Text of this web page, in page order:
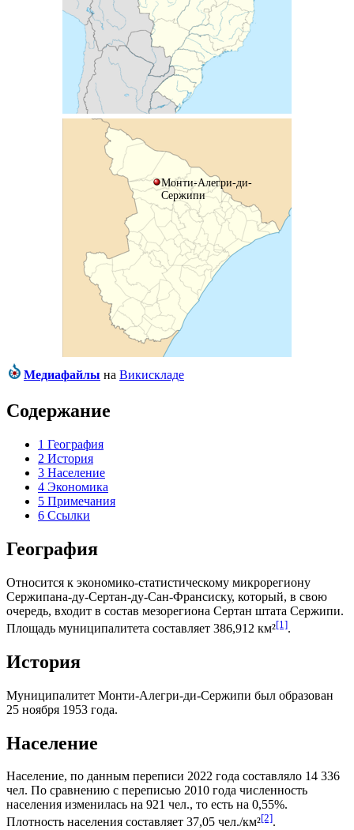
Монти-Алегри-ди-
Сержипи
Медиафайлы на Викискладе
Содержание
1 География
2 История
3 Население
4 Экономика
5 Примечания
6 Ссылки
География
Относится к экономико-статистическому микрорегиону
Сержипана-ду-Сертан-ду-Сан-Франсиску, который, в свою
очередь, входит в состав мезорегиона Сертан штата Сержипи.
Площадь муниципалитета составляет 386,912 км²[1].
История
Муниципалитет Монти-Алегри-ди-Сержипи был образован
25 ноября 1953 года.
Население
Население, по данным переписи 2022 года составляло 14 336
чел. По сравнению с переписью 2010 года численность
населения изменилась на 921 чел., то есть на 0,55%.
Плотность населения составляет 37,05 чел./км²[2].